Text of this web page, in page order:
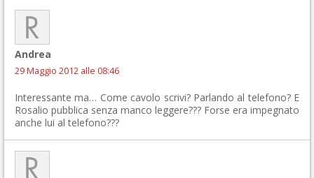
Andrea
29 Maggio 2012 alle 08:46
Interessante ma… Come cavolo scrivi? Parlando al telefono? E
Rosalio pubblica senza manco leggere??? Forse era impegnato
anche lui al telefono???